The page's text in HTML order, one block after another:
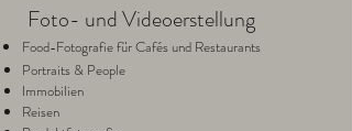
Foto- und Videoerstellung
Food-Fotografie für Cafés und Restaurants
Portraits & People
Immobilien
Reisen